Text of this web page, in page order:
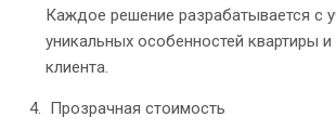
Каждое решение разрабатывается с
уникальных особенностей квартиры и
клиента.
Прозрачная стоимость